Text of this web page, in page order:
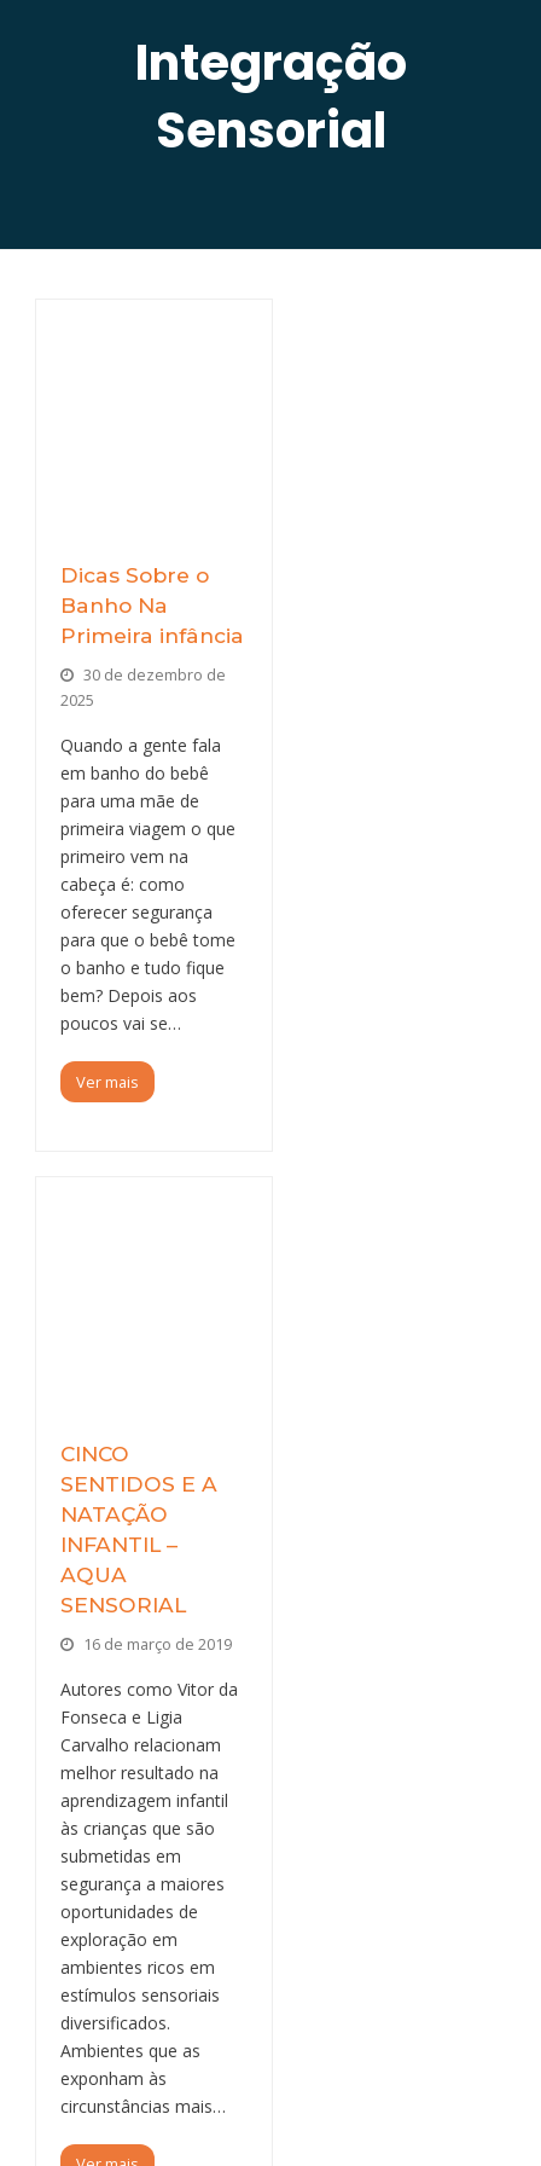
Integração
Sensorial
Dicas Sobre o
Banho Na
Primeira infância
30 de dezembro de
2025
Quando a gente fala
em banho do bebê
para uma mãe de
primeira viagem o que
primeiro vem na
cabeça é: como
oferecer segurança
para que o bebê tome
o banho e tudo fique
bem? Depois aos
poucos vai se…
Ver mais
CINCO
SENTIDOS E A
NATAÇÃO
INFANTIL –
AQUA
SENSORIAL
16 de março de 2019
Autores como Vitor da
Fonseca e Ligia
Carvalho relacionam
melhor resultado na
aprendizagem infantil
às crianças que são
submetidas em
segurança a maiores
oportunidades de
exploração em
ambientes ricos em
estímulos sensoriais
diversificados.
Ambientes que as
exponham às
circunstâncias mais…